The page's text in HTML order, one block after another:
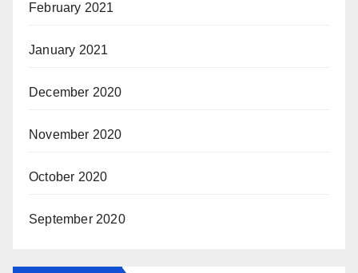
February 2021
January 2021
December 2020
November 2020
October 2020
September 2020